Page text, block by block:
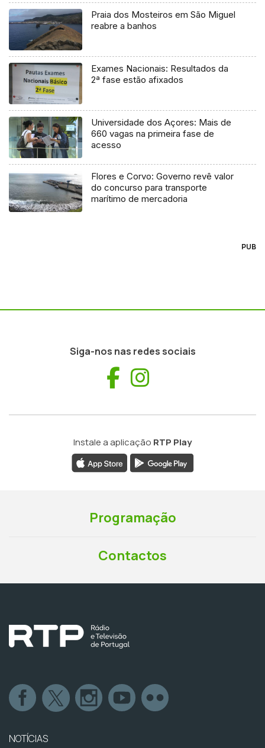
Praia dos Mosteiros em São Miguel
reabre a banhos
Exames Nacionais: Resultados da
2ª fase estão afixados
Universidade dos Açores: Mais de
660 vagas na primeira fase de
acesso
Flores e Corvo: Governo revê valor
do concurso para transporte
marítimo de mercadoria
PUB
Siga-nos nas redes sociais
Facebook
Instale a aplicação RTP Play
Programação
Contactos
NOTÍCIAS